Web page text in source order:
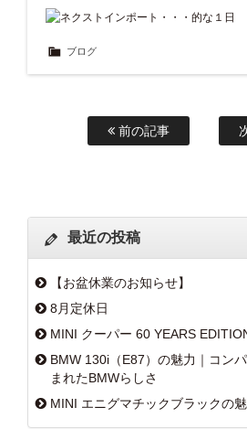
ブログ
前の記事
最近の投稿
【お盆休業のお知らせ】
8月定休日
MINI クーパー 60 YEARS
BMW 130i（E87）の魅力｜コン
まれたBMWらしさ
MINI エニグマチックブラックの